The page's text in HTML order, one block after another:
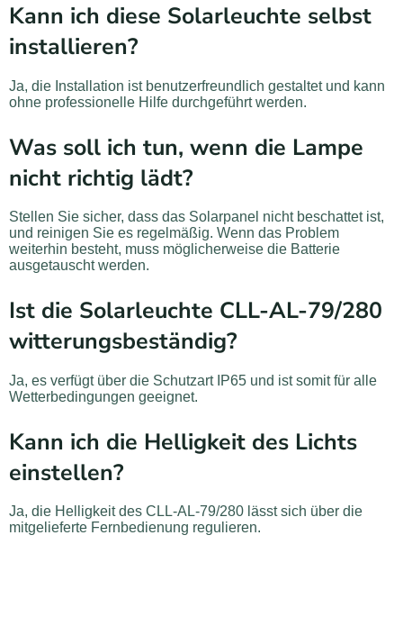
Kann ich diese Solarleuchte selbst
installieren?
Ja, die Installation ist benutzerfreundlich gestaltet und kann
ohne professionelle Hilfe durchgeführt werden.
Was soll ich tun, wenn die Lampe
nicht richtig lädt?
Stellen Sie sicher, dass das Solarpanel nicht beschattet ist,
und reinigen Sie es regelmäßig. Wenn das Problem
weiterhin besteht, muss möglicherweise die Batterie
ausgetauscht werden.
Ist die Solarleuchte CLL-AL-79/280
witterungsbeständig?
Ja, es verfügt über die Schutzart IP65 und ist somit für alle
Wetterbedingungen geeignet.
Kann ich die Helligkeit des Lichts
einstellen?
Ja, die Helligkeit des CLL-AL-79/280 lässt sich über die
mitgelieferte Fernbedienung regulieren.